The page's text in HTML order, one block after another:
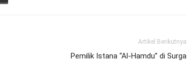
Artikel Berikutnya
Pemilik Istana “Al-Hamdu” di Surga